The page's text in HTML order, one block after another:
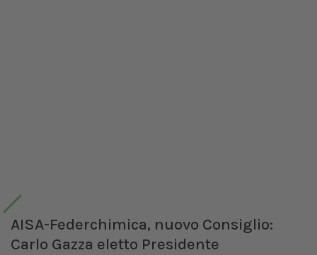
AISA-Federchimica, nuovo Consiglio:
Carlo Gazza eletto Presidente